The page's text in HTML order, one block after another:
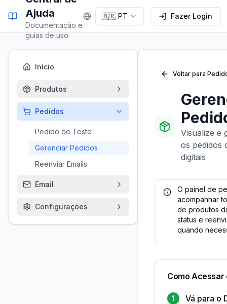
Ajuda
Documentação e
guias de uso
🇧🇷 PT Fazer Login
Início
Produtos
Pedidos
Pedido de Teste
Gerenciar Pedidos
Reenviar Emails
Email
Configurações
Voltar para
Visualize e
os pedidos
digitais
O painel de
acompanhar
de produtos
status e
quando
Como Acessar
1 Vá para o